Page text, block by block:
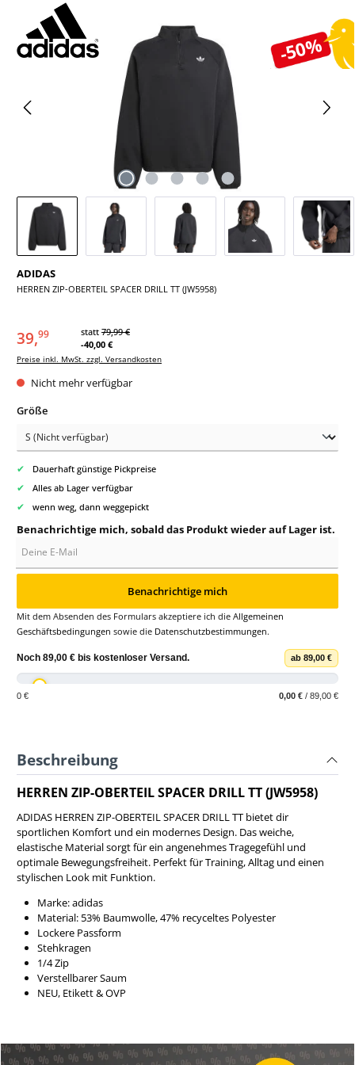
-50%
Bildergalerie überspringen
ADIDAS
HERREN ZIP-OBERTEIL SPACER DRILL TT (JW5958)
39,99 statt 79,99 €
-40,00 €
Preise inkl. MwSt. zzgl. Versandkosten
Nicht mehr verfügbar
Größeauswählen
✔ Dauerhaft günstige Pickpreise
✔ Alles ab Lager verfügbar
✔ wenn weg, dann weggepickt
Benachrichtige mich, sobald das Produkt wieder auf Lager ist.
Benachrichtige mich
Mit dem Absenden des Formulars akzeptiere ich die Allgemeinen
Geschäftsbedingungen sowie die Datenschutzbestimmungen.
Noch 89,00 € bis kostenloser Versand. ab 89,00 €
0 € 0,00 € / 89,00 €
Beschreibung
HERREN ZIP-OBERTEIL SPACER DRILL TT (JW5958)
ADIDAS HERREN ZIP-OBERTEIL SPACER DRILL TT bietet dir
sportlichen Komfort und ein modernes Design. Das weiche,
elastische Material sorgt für ein angenehmes Tragegefühl und
optimale Bewegungsfreiheit. Perfekt für Training, Alltag und einen
stylischen Look mit Funktion.
Marke: adidas
Material: 53% Baumwolle, 47% recyceltes Polyester
Lockere Passform
Stehkragen
1/4 Zip
Verstellbarer Saum
NEU, Etikett & OVP